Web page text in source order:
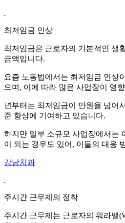
.
최저임금 인상
최저임금은 근로자의 기본적인 생
금액입니다.
요즘 노동법에서는 최저임금 인상
으며, 이에 따라 많은 사업장이 영
년부터는 최저임금이 만원을 넘어
준 향상에 기여하고 있습니다.
하지만 일부 소규모 사업장에서는
이 되는 경우도 있어, 이들의 대응
강남치과
.
주시간 근무제의 정착
주시간 근무제는 근로자의 워라밸